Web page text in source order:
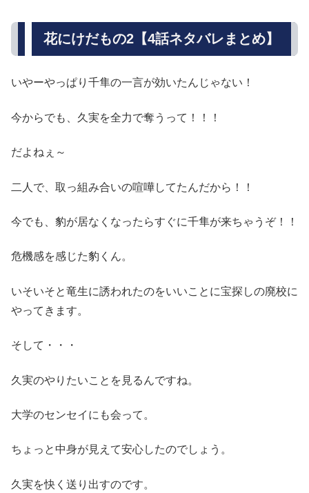
花にけだもの2【4話ネタバレまとめ】
いやーやっぱり千隼の一言が効いたんじゃない！
今からでも、久実を全力で奪うって！！！
だよねぇ～
二人で、取っ組み合いの喧嘩してたんだから！！
今でも、豹が居なくなったらすぐに千隼が来ちゃうぞ！！
危機感を感じた豹くん。
いそいそと竜生に誘われたのをいいことに宝探しの廃校に
やってきます。
そして・・・
久実のやりたいことを見るんですね。
大学のセンセイにも会って。
ちょっと中身が見えて安心したのでしょう。
久実を快く送り出すのです。